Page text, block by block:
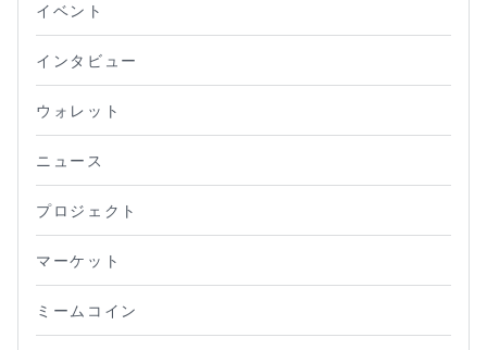
イベント
インタビュー
ウォレット
ニュース
プロジェクト
マーケット
ミームコイン